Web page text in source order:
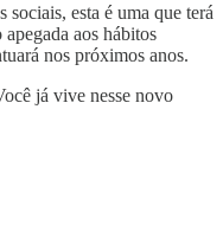
sociais, esta é uma que terá
aos hábitos
nos próximos anos.
já vive nesse novo